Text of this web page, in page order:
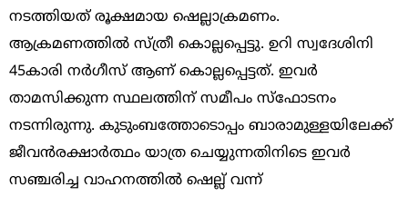
നടത്തിയത് രൂക്ഷമായ ഷെല്ലാക്രമണം.
ആക്രമണത്തില്‍ സ്ത്രീ കൊല്ലപ്പെട്ടു. ഉറി സ്വദേശിനി
45കാരി നര്‍ഗീസ് ആണ് കൊല്ലപ്പെട്ടത്. ഇവര്‍
താമസിക്കുന്ന സ്ഥലത്തിന് സമീപം സ്‌ഫോടനം
നടന്നിരുന്നു. കുടുംബത്തോടൊപ്പം ബാരാമുള്ളയിലേക്ക്
ജീവന്‍രക്ഷാര്‍ത്ഥം യാത്ര ചെയ്യുന്നതിനിടെ ഇവര്‍
സഞ്ചരിച്ച വാഹനത്തില്‍ ഷെല്ല് വന്ന്